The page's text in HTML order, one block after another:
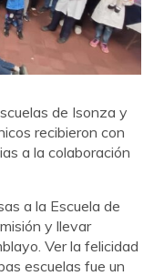
de Isonza y
recibieron con
a la colaboración
a la Escuela de
y llevar
Ver la felicidad
escuelas fue un